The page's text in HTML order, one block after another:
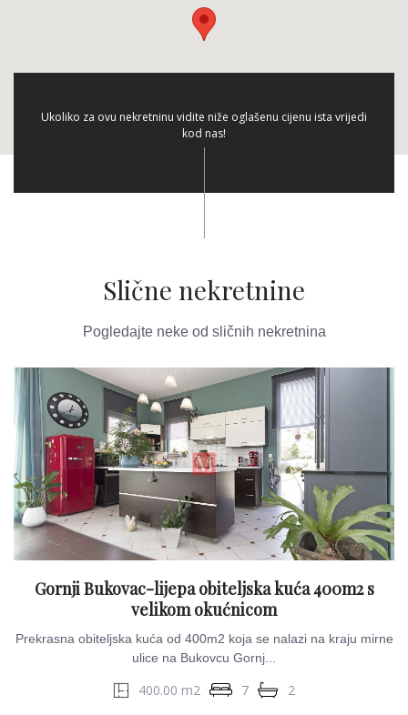
Ukoliko za ovu nekretninu vidite niže oglašenu cijenu ista vrijedi
kod nas!
Slične nekretnine
Pogledajte neke od sličnih nekretnina
Gornji Bukovac-lijepa obiteljska kuća 400m2 s
velikom okućnicom
Prekrasna obiteljska kuća od 400m2 koja se nalazi na kraju mirne
ulice na Bukovcu Gornj...
400.00 m2 7 2